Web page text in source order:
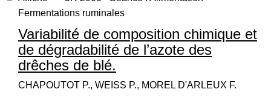
Fermentations ruminales
Variabilité de composition chimique et
de dégradabilité de l’azote des
drêches de blé.
CHAPOUTOT P., WEISS P., MOREL D'ARLEUX F.